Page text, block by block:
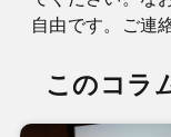
自由です。ご連
このコラ